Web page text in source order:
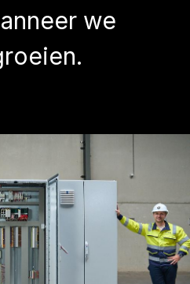
we